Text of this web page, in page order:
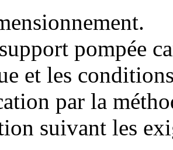
pompée
et les
par la
suivant les